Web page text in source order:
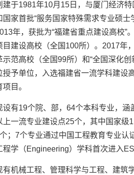
建于1981年10月15日，与厦门经济
国家首批“服务国家特殊需求专业硕
年，获批为“福建省重点建设高校”
目建设高校（全国100所）。2017年
示范高校（全国99所）和“全国深化
授予单位，入选福建省一流学科建设
目。
设有19个院、部，64个本科专业，
上一流专业建设点25个，其中国家级
；7个专业通过中国工程教育专业认
程学（Engineering）学科首次进入
有机械工程、管理科学与工程、建筑